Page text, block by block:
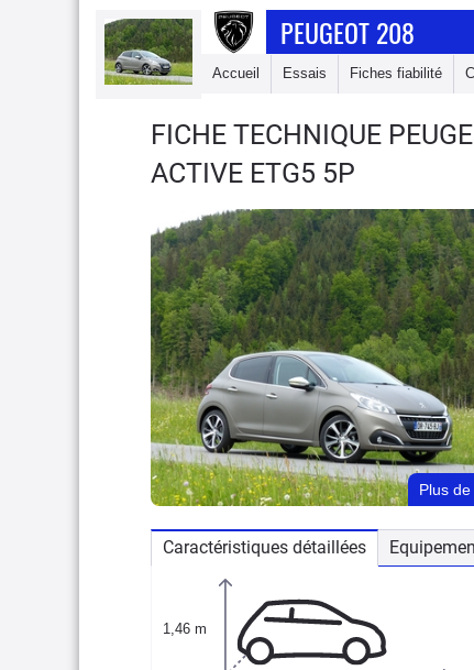
PEUGEOT 208
Accueil Essais Fiches fiabilité
FICHE TECHNIQUE
ACTIVE ETG5 5P
Plus
Caractéristiques détaillées
1,46 m